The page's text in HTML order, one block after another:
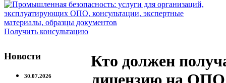
Получить консультацию
Новости
30.07.2026
Кто должен